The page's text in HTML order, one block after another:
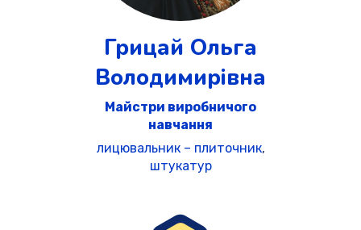
Грицай Ольга
Володимирівна
Майстри виробничого
навчання
лицювальник – плиточник,
штукатур